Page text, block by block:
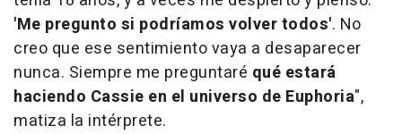
'Me pregunto si podríamos volver todos'. No
creo que ese sentimiento vaya a desaparecer
nunca. Siempre me preguntaré qué estará
haciendo Cassie en el universo de Euphoria",
matiza la intérprete.